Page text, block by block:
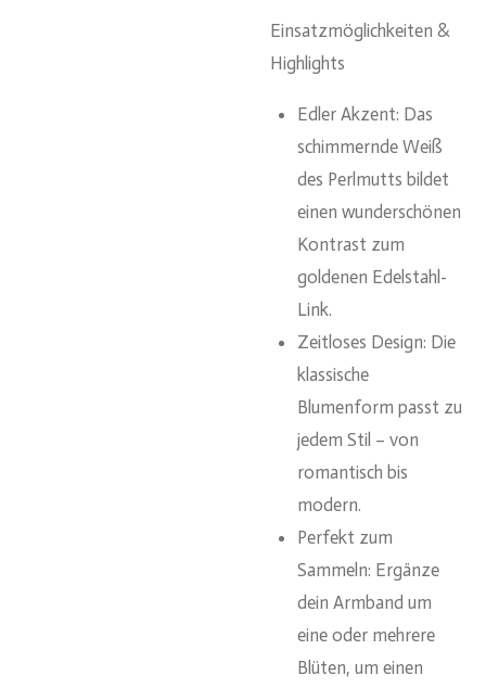
Einsatzmöglichkeiten &
Highlights
Edler Akzent: Das
schimmernde Weiß
des Perlmutts bildet
einen wunderschönen
Kontrast zum
goldenen Edelstahl-
Link.
Zeitloses Design: Die
klassische
Blumenform passt zu
jedem Stil – von
romantisch bis
modern.
Perfekt zum
Sammeln: Ergänze
dein Armband um
eine oder mehrere
Blüten, um einen